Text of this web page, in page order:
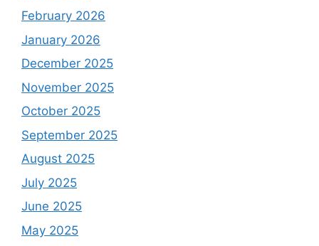
February 2026
January 2026
December 2025
November 2025
October 2025
September 2025
August 2025
July 2025
June 2025
May 2025